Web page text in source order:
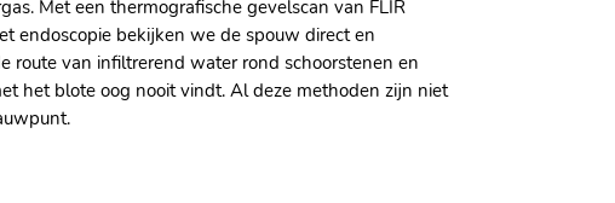
Met een thermografische gevelscan van FLIR
endoscopie bekijken we de spouw direct en
route van infiltrerend water rond schoorstenen en
het blote oog nooit vindt.​ Al deze methoden zijn niet